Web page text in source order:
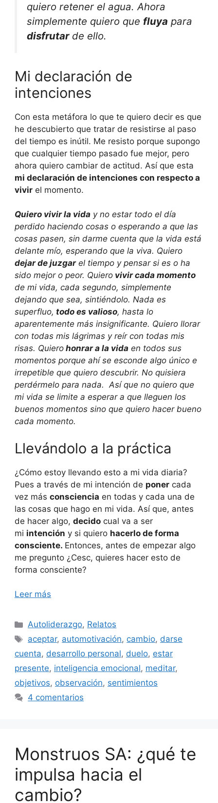
quiero retener el agua. Ahora
simplemente quiero que fluya para
disfrutarde ello.
Mi declaración de
intenciones
Con esta metáfora lo que te quiero decir es que
he descubierto que tratar de resistirse al paso
del tiempo es inútil. Me resisto porque supongo
que cualquier tiempo pasado fue mejor, pero
ahora quiero cambiar de actitud. Así que esta
mi declaración de intenciones con respecto a
vivir el momento.
Quiero vivir la vida y no estar todo el día
perdido haciendo cosas o esperando a que las
cosas pasen, sin darme cuenta que la vida está
delante mío, esperando que la viva. Quiero
dejar de juzgarel tiempo y pensar si es o ha
sido mejor o peor. Quiero vivir cada momento
de mi vida, cada segundo, simplemente
dejando que sea, sintiéndolo. Nada es
superfluo, todo es valioso, hasta lo
aparentemente más insignificante. Quiero llorar
con todas mis lágrimas y reír con todas mis
risas. Quiero honrar a la vida en todos sus
momentos porque ahí se esconde algo único e
irrepetible que quiero descubrir. No quisiera
perdérmelo para nada. Así que no quiero que
mi vida se limite a esperar a que lleguen los
buenos momentos sino que quiero hacer bueno
cada momento.
Llevándolo a la práctica
¿Cómo estoy llevando esto a mi vida diaria?
Pues a través de mi intención de poner cada
vez más consciencia en todas y cada una de
las cosas que hago en mi vida. Así que, antes
de hacer algo, decido cual va a ser
mi intención y si quiero hacerlo de forma
consciente. Entonces, antes de empezar algo
me pregunto ¿Cesc, quieres hacer esto de
forma consciente?
Leer más
Categorías
Autoliderazgo, Relatos
Etiquetas
aceptar, automotivación, cambio, darse
cuenta, desarrollo personal, duelo, estar
presente, inteligencia emocional, meditar,
objetivos, observación, sentimientos
4 comentarios
Monstruos SA: ¿qué te
impulsa hacia el
cambio?